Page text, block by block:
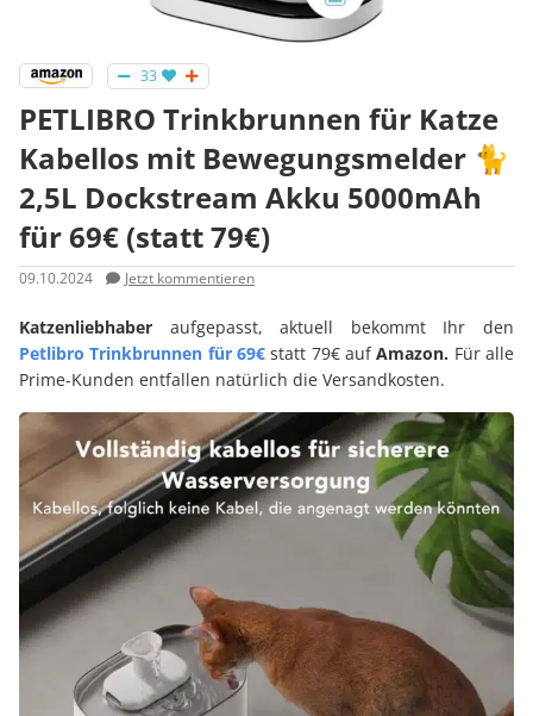
33
PETLIBRO Trinkbrunnen für Katze
Kabellos mit Bewegungsmelder 🐈
2,5L Dockstream Akku 5000mAh
für 69€ (statt 79€)
09.10.2024 Jetzt kommentieren
Katzenliebhaber aufgepasst, aktuell bekommt Ihr den
Petlibro Trinkbrunnen für 69€ statt 79€ aufAmazon. Für alle
Prime-Kunden entfallen natürlich die Versandkosten.